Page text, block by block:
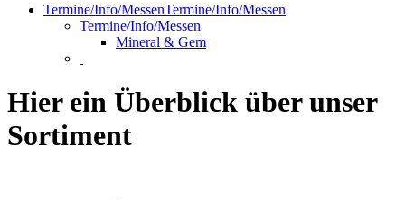
Termine/Info/MessenTermine/Info/Messen
Termine/Info/Messen
Mineral & Gem
Hier ein Überblick über unser
Sortiment